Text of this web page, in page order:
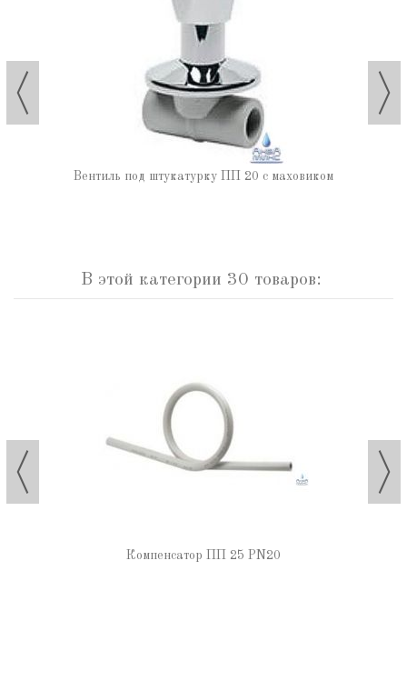
Вентиль под штукатурку ПП 20 с маховиком
В этой категории 30 товаров:
Компенсатор ПП 25 PN20